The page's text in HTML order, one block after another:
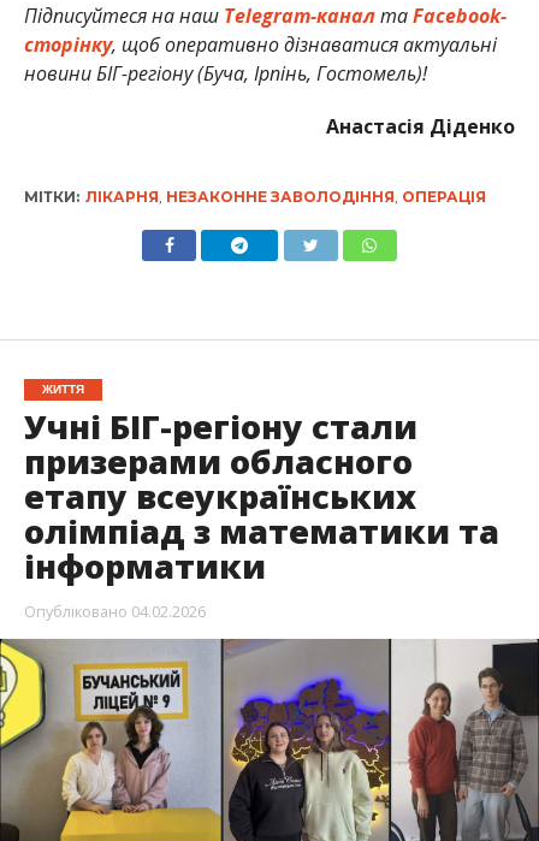
Підписуйтеся на наш Telegram-каналтаFacebook-
сторінку, щоб оперативно дізнаватися актуальні
новини БІГ-регіону (Буча, Ірпінь, Гостомель)!
Анастасія Діденко
МІТКИ: ЛІКАРНЯ НЕЗАКОННЕ ЗАВОЛОДІННЯ ОПЕРАЦІЯ
ЖИТТЯ
Учні БІГ-регіону стали
призерами обласного
етапу всеукраїнських
олімпіад з математики та
інформатики
Опубліковано 04.02.2026